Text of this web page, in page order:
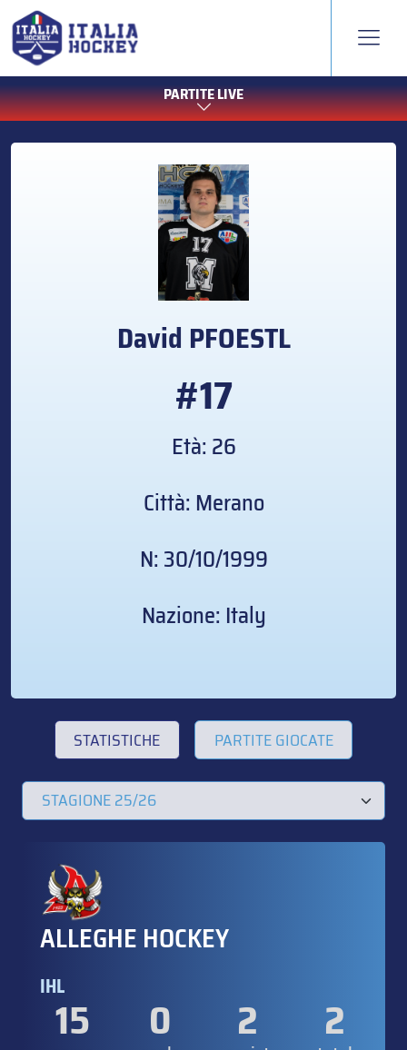
PARTITE LIVE
David PFOESTL
#17
Età: 26
Città: Merano
N: 30/10/1999
Nazione: Italy
STATISTICHE PARTITE GIOCATE
ALLEGHE HOCKEY
IHL
15 0 2 2